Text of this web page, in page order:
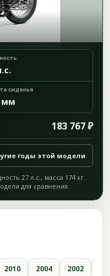
сиденья
мм
183 767 ₽
годы этой модели
27 л.с., масса 174 кг.
для сравнения.
2010 2004 2002